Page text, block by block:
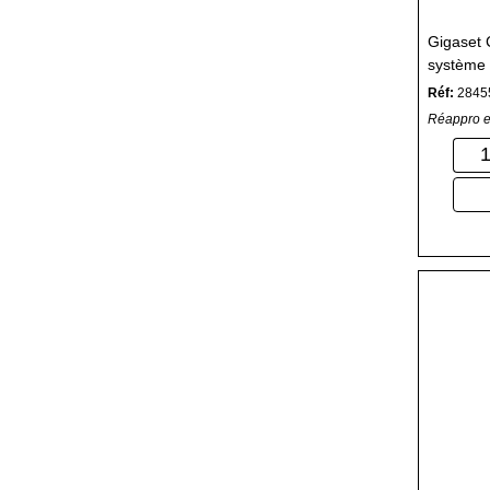
Gigaset
système
Réf:
Réappro